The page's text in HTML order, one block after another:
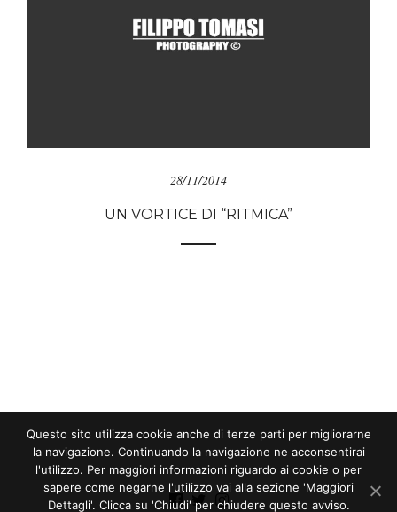
28/11/2014
UN VORTICE DI “RITMICA”
Questo sito utilizza cookie anche di terze parti per migliorarne
la navigazione. Continuando la navigazione ne acconsentirai
l'utilizzo. Per maggiori informazioni riguardo ai cookie o per
sapere come negarne l'utilizzo vai alla sezione 'Maggiori
Dettagli'. Clicca su 'Chiudi' per chiudere questo avviso.